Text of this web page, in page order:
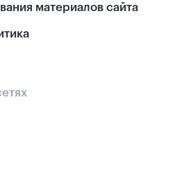
материалов сайта